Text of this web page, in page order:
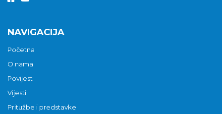
NAVIGACIJA
Početna
O nama
Povijest
Vijesti
Pritužbe i predstavke